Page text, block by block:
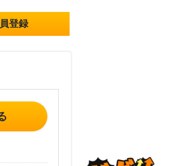
登録